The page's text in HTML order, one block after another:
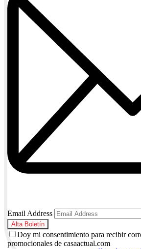
Email Address
Doy mi consentimiento para recibir
promocionales de casaactual.com